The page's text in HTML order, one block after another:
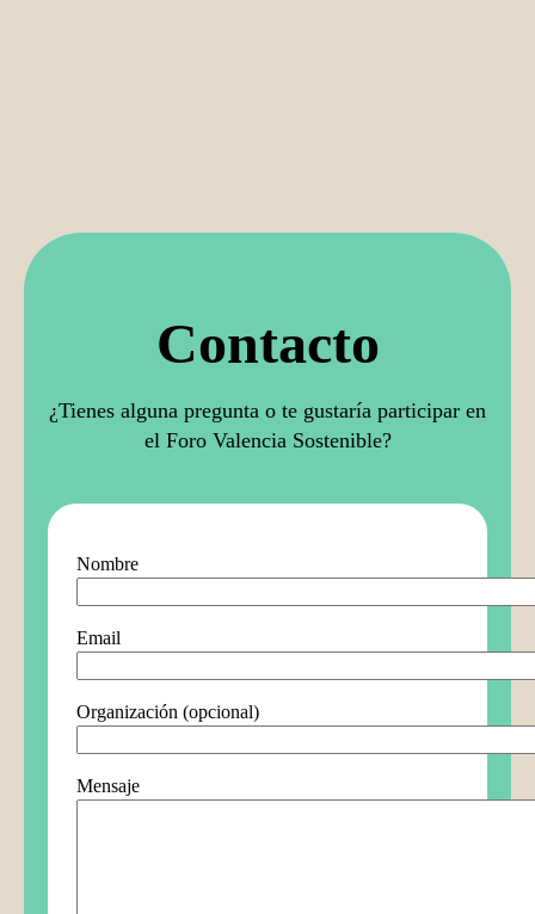
Contacto
¿Tienes alguna pregunta o te gustaría participar en
el Foro Valencia Sostenible?
Nombre
Email
Organización (opcional)
Mensaje